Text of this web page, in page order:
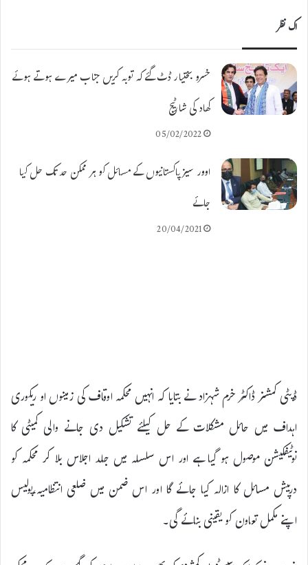
اک نظر
خسرو بختیار ڈٹ گئے کہ توبہ کریں جناب میرے ہوتے ہوئے
کھاد کی شارٹیج
05/02/2022
اوور سیز پاکستانیوں کے مسائل کو ہر ممکن حد تک حل کیا
جائے
20/04/2021
ڈپٹی کمشنر ڈاکٹر خرم شہزاد نے بتایا کہ انہیں محکمہ اوقاف کی زمینوں او ریکوری
اہداف میں حائل مشکلات کے حل کیلئے تشکیل دی جانے والی کمیٹی کا
نوٹیفکیشن موصول ہو گیا ہے اور اس سلسلہ میں جلد اجلاس بلا کر محکمہ کو
درپیش مسائل کا ازالہ کیا جائے گا اور اس ضمن میں ضلعی انتظامیہ،پولیس
اپنے مکمل تعاون کو یقینی بنائے گی۔